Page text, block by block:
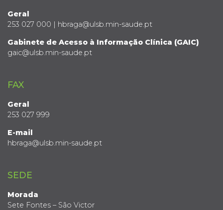
Geral
253 027 000 | hbraga@ulsb.min-saude.pt
Gabinete de Acesso à Informação Clínica (GAIC)
gaic@ulsb.min-saude.pt
FAX
Geral
253 027 999
E-mail
hbraga@ulsb.min-saude.pt
SEDE
Morada
Sete Fontes – São Victor